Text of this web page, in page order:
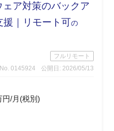
ェア対策のバックア
援｜リモート可の
フルリモート
0145924
公開日: 2026/05/13
円/月(税別)